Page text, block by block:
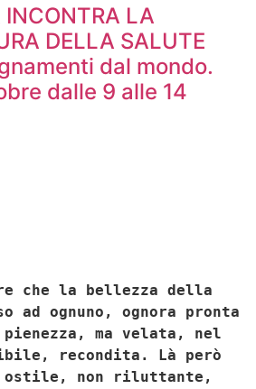
LA
DELLA SALUTE
dal mondo.
dalle 9 alle 14
che la bellezza della
ad ognuno, ognora pronta
ma velata, nel
recondita. Là però
ostile, non riluttante,